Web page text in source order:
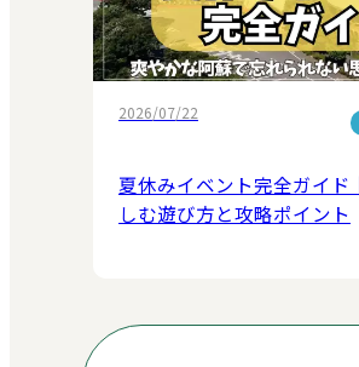
2026/07/22
夏休みイベント完全ガイド
しむ遊び方と攻略ポイント